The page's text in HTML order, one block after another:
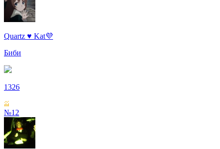
Quartz ♥ Kat💜
Биби
1326
№12